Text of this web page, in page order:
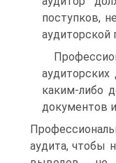
поступков,
аудиторских
каким-либо
документов
аудита, чтобы